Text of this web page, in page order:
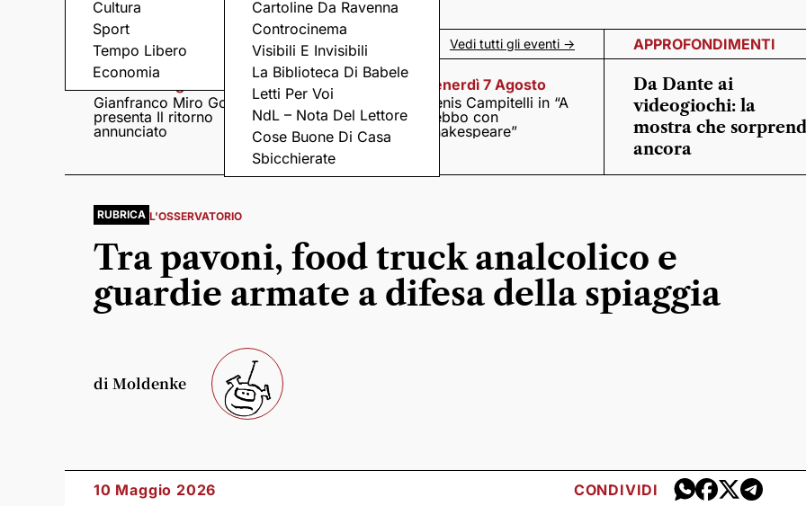
Cultura
Sport
Tempo Libero
Economia
Cartoline Da Ravenna
Controcinema
Visibili E Invisibili
La Biblioteca Di Babele
Letti Per Voi
NdL – Nota Del Lettore
Cose Buone Di Casa
Sbicchierate
Eventi a Ravenna e dintorni Vedi tutti gli eventi ->
Gianfranco Miro Gori
presenta Il ritorno
annunciato
Venerdì 7 Agosto
I Fine Before You
Came tornano con il
disco “C’è ancora
amore”
Venerdì 7 Agosto
Denis Campitelli in “A
trebbo con
Shakespeare”
APPROFONDIMENTI
Da Dante ai
videogiochi: la
mostra che
ancora
RUBRICA L'OSSERVATORIO
Tra pavoni, food truck analcolico e
guardie armate a difesa della spiaggia
di Moldenke
10 Maggio 2026 CONDIVIDI